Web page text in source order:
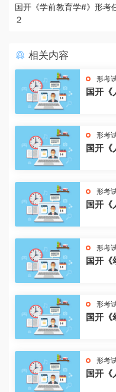
国开《学前教育学#》形考
２
相关内容
形考
国开《
形考
国开《
形考
国开《
形考
国开《
形考
国开《
形考
国开《